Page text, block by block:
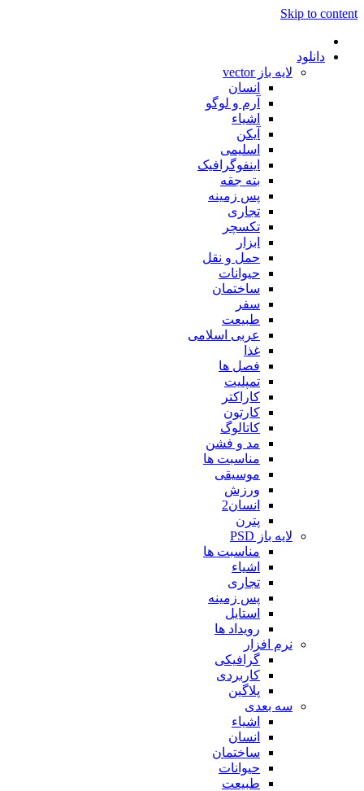
Skip to content
دانلود
لایه باز vector
انسان
آرم و لوگو
اشیاء
آیکن
اسلیمی
اینفوگرافیک
بته جقه
پس زمینه
تجاری
تکسچر
ابزار
حمل و نقل
حیوانات
ساختمان
سفر
طبیعت
عربی اسلامی
غذا
فصل ها
تمپلیت
کاراکتر
کارتون
کاتالوگ
مد و فشن
مناسبت ها
موسیقی
ورزش
انسان2
پترن
لایه باز PSD
مناسبت ها
اشیاء
تجاری
پس زمینه
استایل
رویداد ها
نرم افزار
گرافیکی
کاربردی
پلاگین
سه بعدی
اشیاء
انسان
ساختمان
حیوانات
طبیعت